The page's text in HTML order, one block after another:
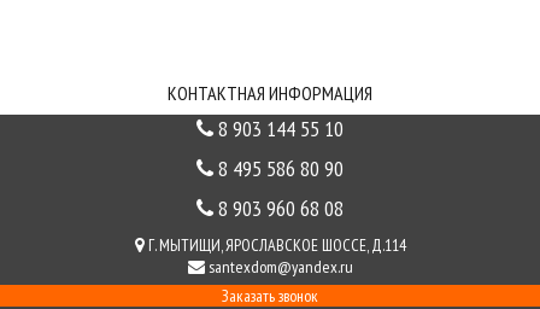
КОНТАКТНАЯ ИНФОРМАЦИЯ
8 903 144 55 10
8 495 586 80 90
8 903 960 68 08
Г. МЫТИЩИ, ЯРОСЛАВСКОЕ ШОССЕ, Д.114
santexdom@yandex.ru
Заказать звонок